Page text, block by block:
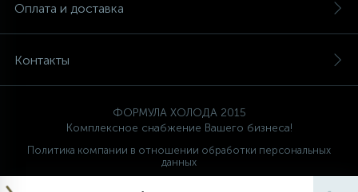
Оплата и доставка
Контакты
ФОРМУЛА ХОЛОДА 2015
Комплексное снабжение Вашего бизнеса!
Политика компании в отношении обработки персональных
данных